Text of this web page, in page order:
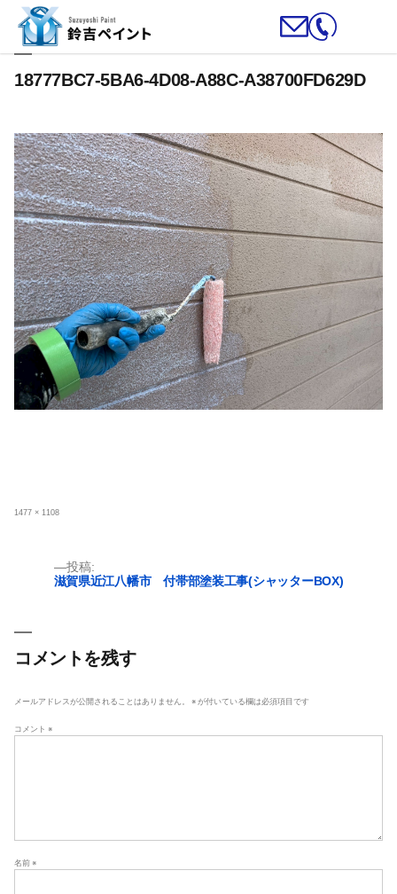
18777BC7-5BA6-4D08-A88C-A38700FD629D
フ
1477 × 1108
ビ
シ
ン
投稿:
滋賀県近江八幡市 付帯部塗装工事(シャッターBOX)
コメントを残す
メールアドレスが公開されることはありません。 ※ が付いている欄は必須項目です
コメント ※
名前 ※